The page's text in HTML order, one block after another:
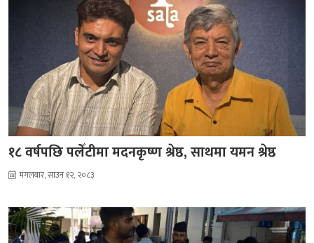
१८ वर्षपछि पलेँटीमा मदनकृष्ण श्रेष्ठ, साथमा यमन श्रेष्ठ
मंगलबार, साउन १२, २०८३